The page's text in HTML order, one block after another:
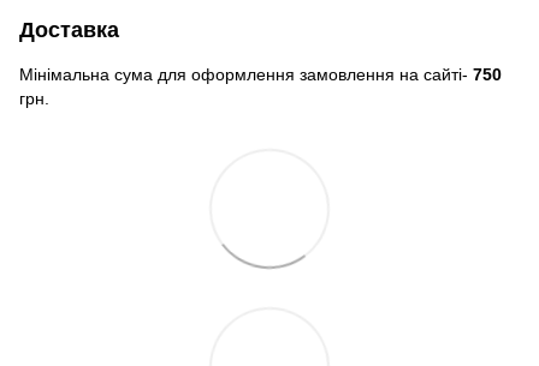
Доставка
Мінімальна сума для оформлення замовлення на сайті- 750
грн.